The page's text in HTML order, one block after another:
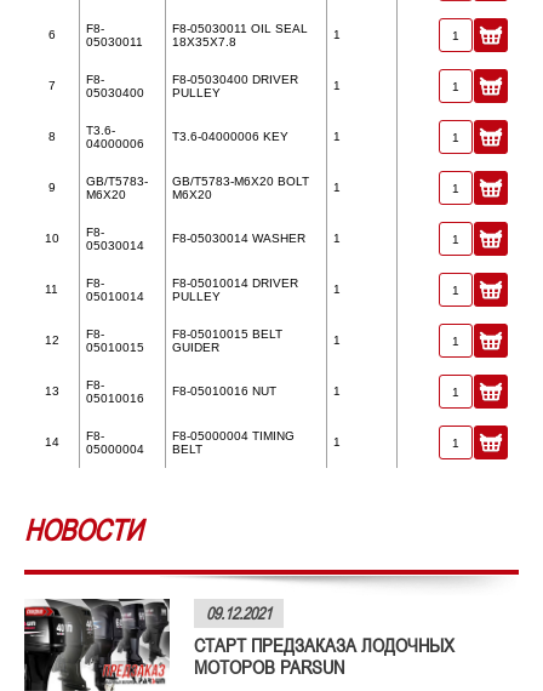
6
F8-
05030011
F8-05030011 OIL SEAL
18X35X7.8
1
7
F8-
05030400
F8-05030400 DRIVER
PULLEY
1
8
T3.6-
04000006
T3.6-04000006 KEY 1
9
GB/T5783-
M6X20
GB/T5783-M6X20 BOLT
M6X20
1
10
F8-
05030014
F8-05030014 WASHER 1
11
F8-
05010014
F8-05010014 DRIVER
PULLEY
1
12
F8-
05010015
F8-05010015 BELT
GUIDER
1
13
F8-
05010016
F8-05010016 NUT 1
14
F8-
05000004
F8-05000004 TIMING
BELT
1
НОВОСТИ
09.12.2021
СТАРТ ПРЕДЗАКАЗА ЛОДОЧНЫХ
МОТОРОВ PARSUN